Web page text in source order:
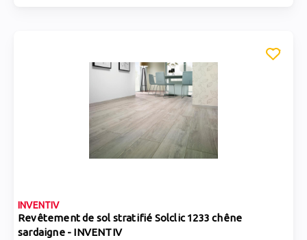
INVENTIV
Revêtement de sol stratifié Solclic 1233 chêne
sardaigne - INVENTIV